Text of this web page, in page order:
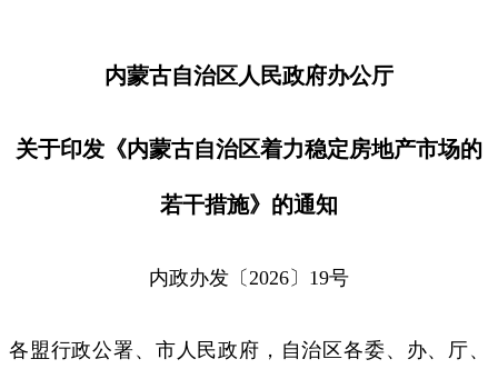
内蒙古自治区人民政府办公厅
关于印发《内蒙古自治区着力稳定房地产市场的
若干措施》的通知
内政办发〔2026〕19号
各盟行政公署、市人民政府，自治区各委、办、厅、